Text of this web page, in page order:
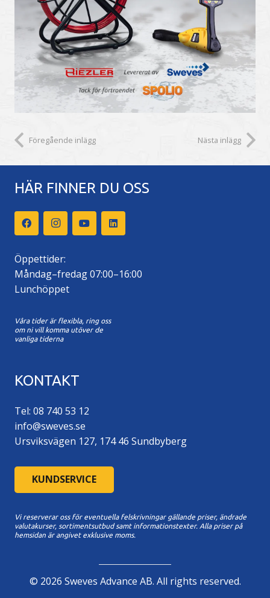
Föregående inlägg Nästa inlägg
HÄR FINNER DU OSS
Öppettider:
Måndag–fredag 07:00–16:00
Lunchöppet
Våra tider är flexibla, ring oss
om ni vill komma utöver de
vanliga tiderna
KONTAKT
Tel: 08 740 53 12
info@sweves.se
Ursviksvägen 127, 174 46 Sundbyberg
KUNDSERVICE
Vi reserverar oss för eventuella felskrivningar gällande priser, ändrade
valutakurser, sortimentsutbud samt informationstexter. Alla priser på
hemsidan är angivet exklusive moms.
© 2026 Sweves Advance AB. All rights reserved.